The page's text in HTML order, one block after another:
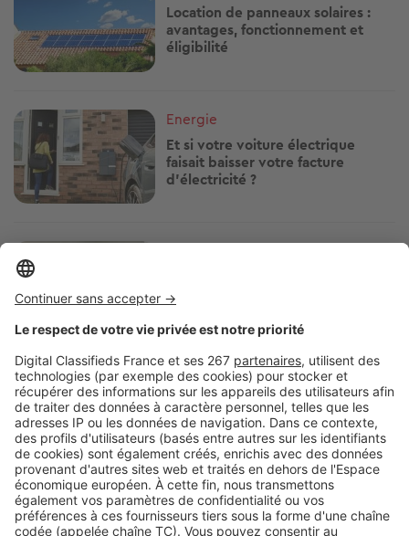
Location de panneaux solaires :
avantages, fonctionnement et
éligibilité
Image
Energie
Et si votre voiture électrique
faisait baisser votre facture
d'électricité ?
Image
température pour régler votre
climatisation